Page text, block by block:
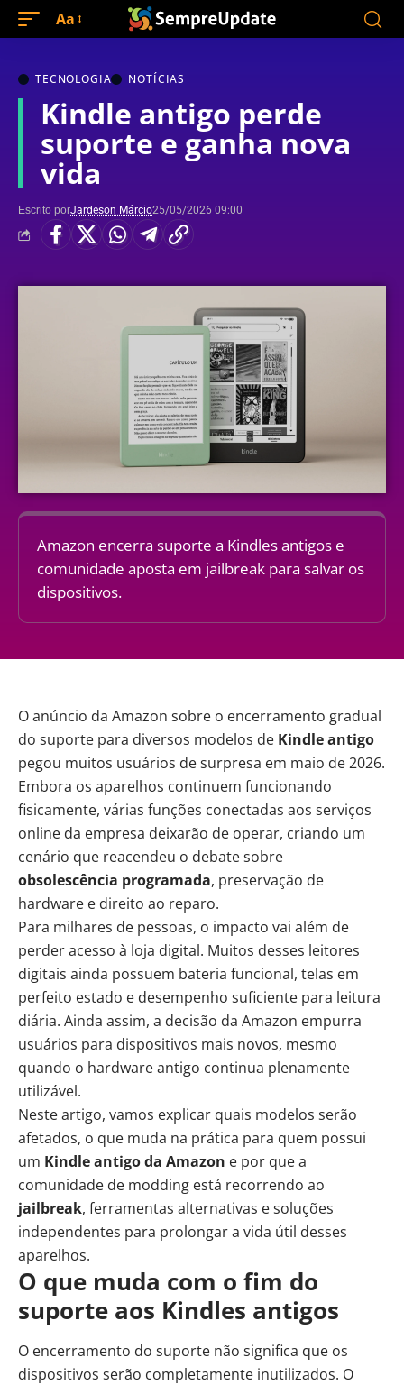
Aa
TECNOLOGIA NOTÍCIAS
Kindle antigo perde
suporte e ganha nova
vida
Escrito porJardeson Márcio25/05/2026 09:00
Amazon encerra suporte a Kindles antigos e
comunidade aposta em jailbreak para salvar os
dispositivos.
O anúncio da Amazon sobre o encerramento gradual
do suporte para diversos modelos de Kindle antigo
pegou muitos usuários de surpresa em maio de 2026.
Embora os aparelhos continuem funcionando
fisicamente, várias funções conectadas aos serviços
online da empresa deixarão de operar, criando um
cenário que reacendeu o debate sobre
obsolescência programada, preservação de
hardware e direito ao reparo.
Para milhares de pessoas, o impacto vai além de
perder acesso à loja digital. Muitos desses leitores
digitais ainda possuem bateria funcional, telas em
perfeito estado e desempenho suficiente para leitura
diária. Ainda assim, a decisão da Amazon empurra
usuários para dispositivos mais novos, mesmo
quando o hardware antigo continua plenamente
utilizável.
Neste artigo, vamos explicar quais modelos serão
afetados, o que muda na prática para quem possui
um Kindleantigo da Amazon e por que a
comunidade de modding está recorrendo ao
jailbreak, ferramentas alternativas e soluções
independentes para prolongar a vida útil desses
aparelhos.
O que muda com o fim do
suporte aos Kindles antigos
O encerramento do suporte não significa que os
dispositivos serão completamente inutilizados. O